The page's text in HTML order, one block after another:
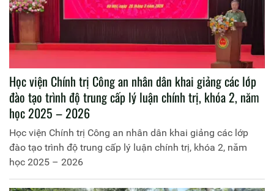
Học viện Chính trị Công an nhân dân khai giảng các lớp
đào tạo trình độ trung cấp lý luận chính trị, khóa 2, năm
học 2025 – 2026
Học viện Chính trị Công an nhân dân khai giảng các lớp
đào tạo trình độ trung cấp lý luận chính trị, khóa 2, năm
học 2025 – 2026